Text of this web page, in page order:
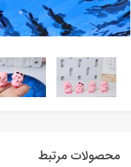
محصولات مرتبط